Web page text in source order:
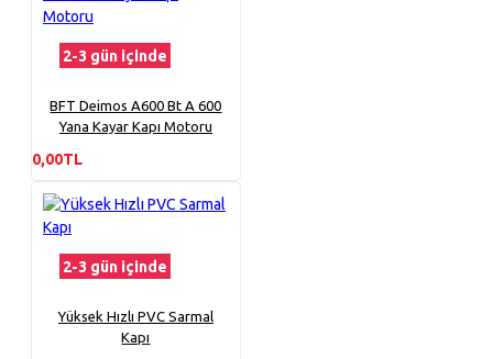
2-3 gün içinde
BFT Deimos A600 Bt A 600
Yana Kayar Kapı Motoru
0,00TL
2-3 gün içinde
Yüksek Hızlı PVC Sarmal
Kapı